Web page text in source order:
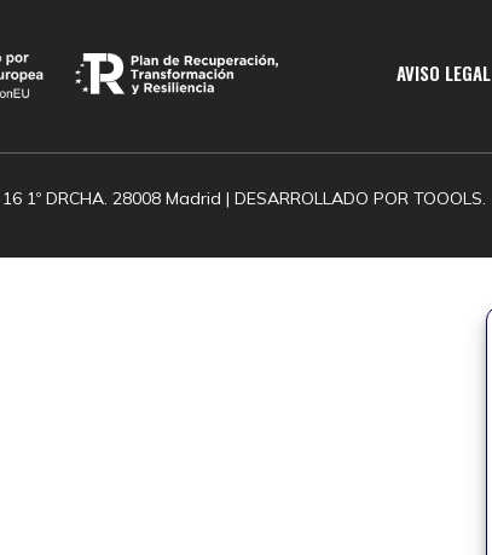
AVISO LEGAL
1º DRCHA. 28008 Madrid | DESARROLLADO POR TOOOLS.